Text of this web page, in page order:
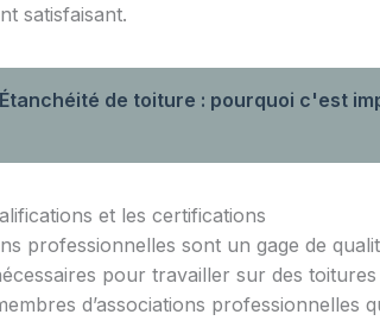
satisfaisant.
Étanchéité de toiture : pourquoi c'est
et les certifications
professionnelles sont un gage de
pour travailler sur des
d’associations professionnelles